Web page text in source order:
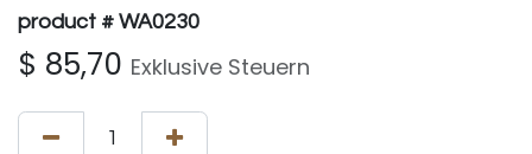
product # WA0230
$ 85,70 Exklusive Steuern